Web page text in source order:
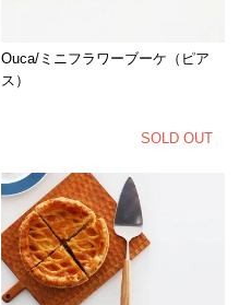
Ouca/ミニフラワーブーケ（ピア
ス）
SOLD OUT